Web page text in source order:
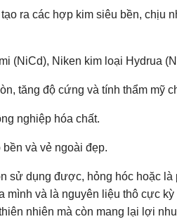
ra các hợp kim siêu bền, chịu
(NiCd), Niken kim loại Hydrua
tăng độ cứng và tính thẩm mỹ
nghiệp hóa chất.
bền và vẻ ngoài đẹp.
sử dụng được, hỏng hóc hoặc
mình và là nguyên liệu thô cực
nhiên mà còn mang lại lợi